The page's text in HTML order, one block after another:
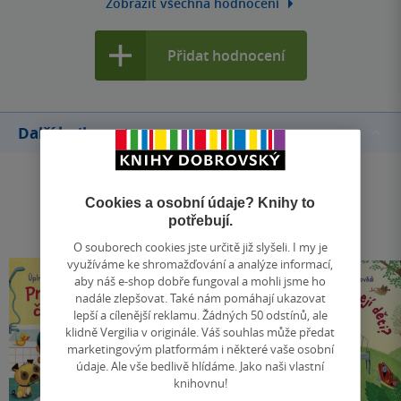
Přidat hodnocení
Další knihy autora
Cookies a osobní údaje? Knihy to
potřebují.
O souborech cookies jste určitě již slyšeli. I my je
využíváme ke shromažďování a analýze informací,
aby náš e-shop dobře fungoval a mohli jsme ho
nadále zlepšovat. Také nám pomáhají ukazovat
lepší a cílenější reklamu. Žádných 50 odstínů, ale
klidně Vergilia v originále. Váš souhlas může předat
marketingovým platformám i některé vaše osobní
údaje. Ale vše bedlivě hlídáme. Jako naši vlastní
knihovnu!